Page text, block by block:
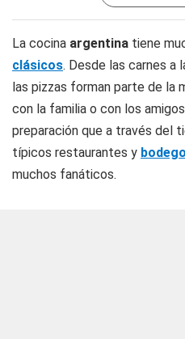
La cocina argentina tiene
clásicos. Desde las carnes a
las pizzas forman parte de la
con la familia o con los
preparación que a través del
típicos restaurantes y
muchos fanáticos.